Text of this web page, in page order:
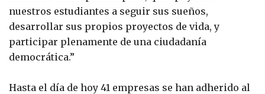
nuestros estudiantes a seguir sus sueños,
desarrollar sus propios proyectos de vida, y
participar plenamente de una ciudadanía
democrática.”
Hasta el día de hoy 41 empresas se han adherido al